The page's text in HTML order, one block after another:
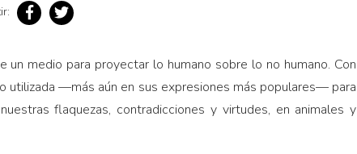
medio para proyectar lo humano sobre lo no humano. Con
utilizada —más aún en sus expresiones más populares— para
flaquezas, contradicciones y virtudes, en animales y